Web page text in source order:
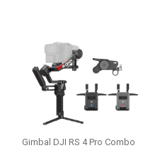
Nhu cầu sử dụng
Business
Văn phòng
Workstation
Gimbal DJI RS 4 Pro Combo